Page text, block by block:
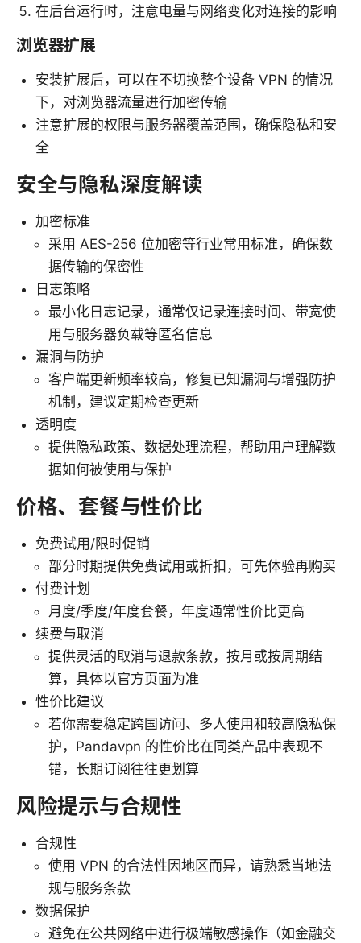
在后台运行时，注意电量与网络变化对连接的影响
浏览器扩展
安装扩展后，可以在不切换整个设备 VPN 的情况
下，对浏览器流量进行加密传输
注意扩展的权限与服务器覆盖范围，确保隐私和安
全
安全与隐私深度解读
加密标准
采用 AES-256 位加密等行业常用标准，确保数
据传输的保密性
日志策略
最小化日志记录，通常仅记录连接时间、带宽使
用与服务器负载等匿名信息
漏洞与防护
客户端更新频率较高，修复已知漏洞与增强防护
机制，建议定期检查更新
透明度
提供隐私政策、数据处理流程，帮助用户理解数
据如何被使用与保护
价格、套餐与性价比
免费试用/限时促销
部分时期提供免费试用或折扣，可先体验再购买
付费计划
月度/季度/年度套餐，年度通常性价比更高
续费与取消
提供灵活的取消与退款条款，按月或按周期结
算，具体以官方页面为准
性价比建议
若你需要稳定跨国访问、多人使用和较高隐私保
护，Pandavpn 的性价比在同类产品中表现不
错，长期订阅往往更划算
风险提示与合规性
合规性
使用 VPN 的合法性因地区而异，请熟悉当地法
规与服务条款
数据保护
避免在公共网络中进行极端敏感操作（如金融交